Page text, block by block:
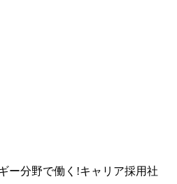
ー分野で働く!キャリア採用社